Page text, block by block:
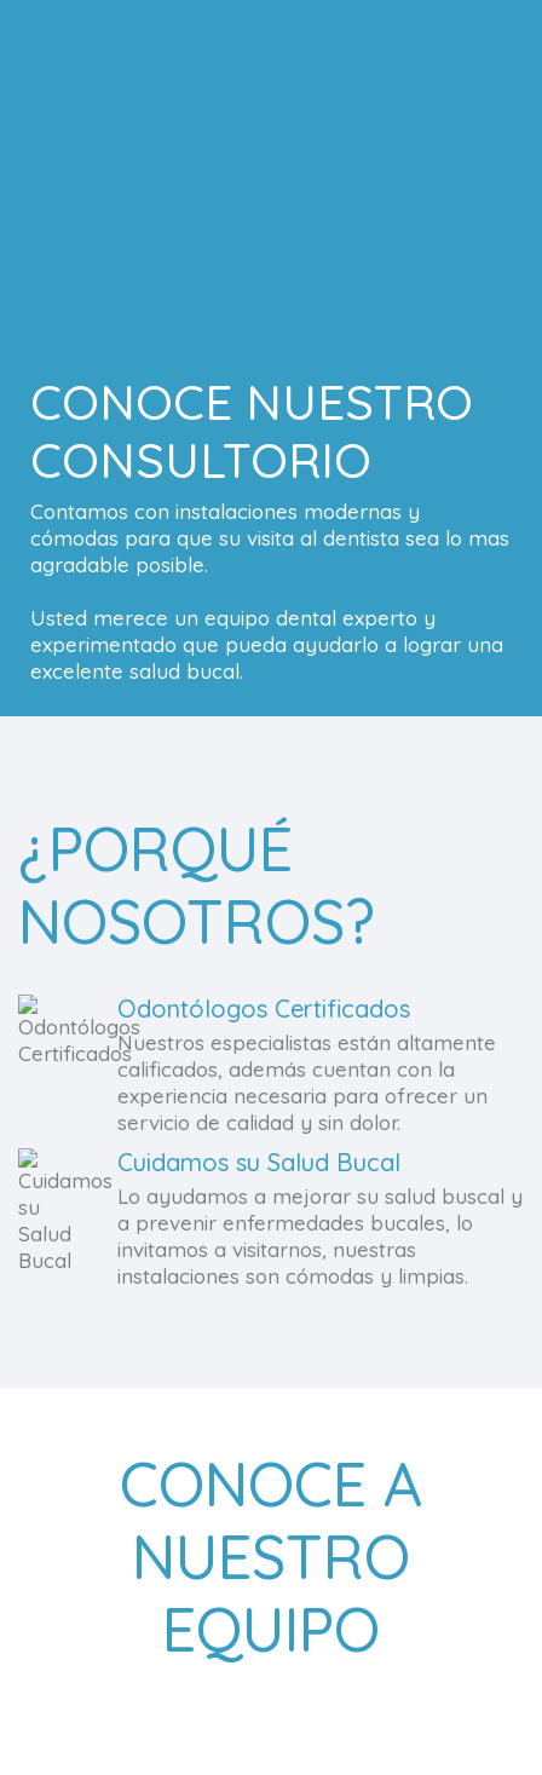
CONOCE NUESTRO
CONSULTORIO
Contamos con instalaciones modernas y
cómodas para que su visita al dentista sea lo mas
agradable posible.
Usted merece un equipo dental experto y
experimentado que pueda ayudarlo a lograr una
excelente salud bucal.
¿PORQUÉ
NOSOTROS?
Odontólogos Certificados
Nuestros especialistas están altamente
calificados, además cuentan con la
experiencia necesaria para ofrecer un
servicio de calidad y sin dolor.
Cuidamos su Salud Bucal
Lo ayudamos a mejorar su salud buscal y
a prevenir enfermedades bucales, lo
invitamos a visitarnos, nuestras
instalaciones son cómodas y limpias.
CONOCE A
NUESTRO
EQUIPO